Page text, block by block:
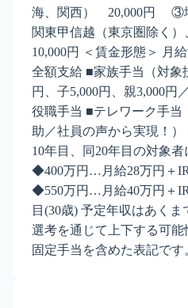
海、関西） 20,000円 ③地
関東甲信越（東京圏除く
10,000円 ＜賃金形態＞ 月
全額支給 ■家族手当（対象
円、子5,000円、親3,000円
役職手当 ■テレワーク手当
助／社員の声から実現！
10年目、同20年目の対象
◆400万円…月給28万円＋
◆550万円…月給40万円＋
目(30歳) 予定年収はあくま
選考を通じて上下する可
固定手当を含めた表記です